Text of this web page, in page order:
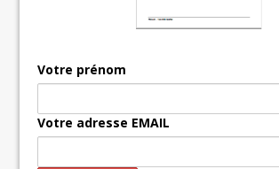
Votre prénom
Votre adresse EMAIL